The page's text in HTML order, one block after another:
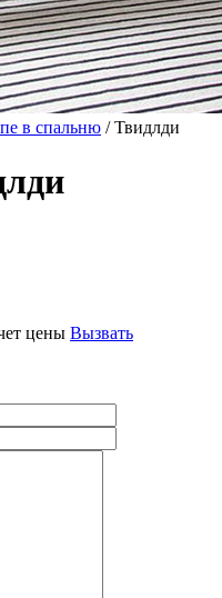
в спальню / Твидлди
цены Вызвать